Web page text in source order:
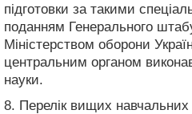
підготовки за такими
поданням Генерального
Міністерством оборони
центральним органом
науки.
8. Перелік вищих навчальних